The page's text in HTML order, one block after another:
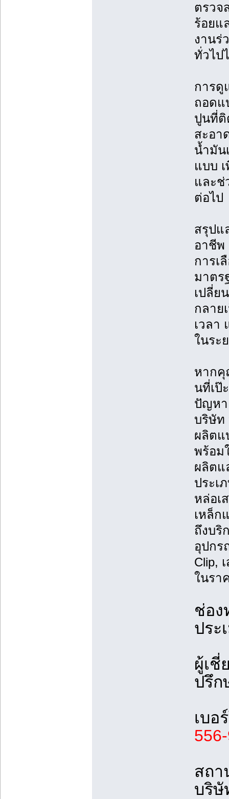
ตรวจ
ร้อยแ
งานร่
ทั่วไป
การดู
ถอดแ
ปูนที่ติ
สะอา
น้ำมัน
แบบ
และช่
ต่อไป
สรุปแ
อาชีพ
การเ
มาต
เปลี่ย
กลาย
เวลา
ในระ
หากคุ
นที่เป๊
ปัญหา
บริษัท
ผลิตแ
พร้อม
ผลิตแ
ประเ
หล่อเ
เหล็ก
ถึงบริ
อุปกร
Clip,
ในรา
ช่อง
ประ
ผู้เชี่
ปรึ
เบอ
สถา
บริษั